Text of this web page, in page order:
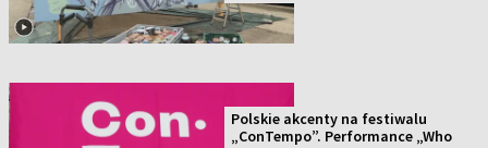
Polskie akcenty na festiwalu
„ConTempo”. Performance „Who